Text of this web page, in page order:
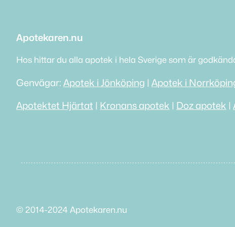
Apotekaren.nu
Hos hittar du alla apotek i hela Sverige som är
Genvägar: Apotek i Jönköping | Apotek i
Apotektet Hjärtat | Kronans apotek | Doz apotek |
© 2014-2024 Apotekaren.nu